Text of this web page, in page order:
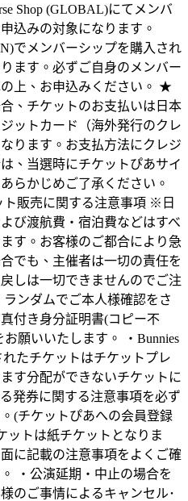
Shop (GLOBAL)にてメンバ
込みの対象になります。
でメンバーシップを購入され
ます。必ずご自身のメンバー
上、お申込みください。 ★
、チケットのお支払いは日本
ットカード（海外発行のクレ
ります。お支払方法にクレジ
、当選時にチケットぴあサイ
らかじめご了承ください。
販売に関する注意事項 ※日
び渡航費・宿泊費などはすべ
す。お客様のご都合により急
でも、主催者は一切の責任を
しは一切できませんのでご注
ンダムでご本人様確認をさ
付き身分証明書(コピー不
願いいたします。 ・Bunnies
れたチケットはチケットプレ
す分配ができないチケットに
発券に関する注意事項を必ず
(チケットぴあへの会員登録
ットは紙チケットとなりま
に記載の注意事項をよくご確
・公演延期・中止の場合を
のご事情によるキャンセル･